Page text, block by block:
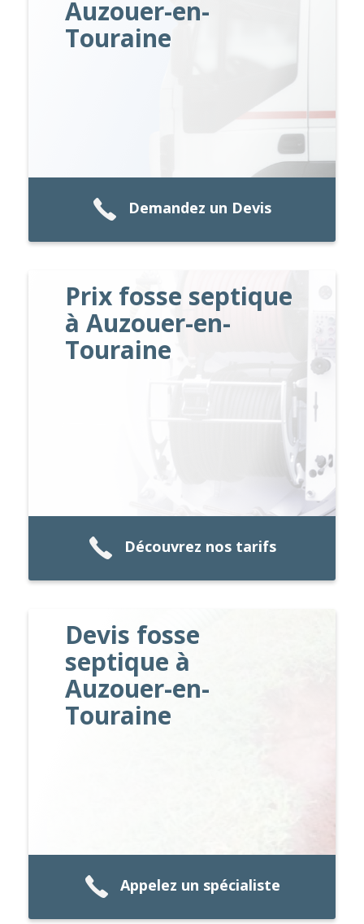
Auzouer-en-
Touraine
Demandez un Devis
Prix fosse septique
à Auzouer-en-
Touraine
Découvrez nos tarifs
Devis fosse
septique à
Auzouer-en-
Touraine
Appelez un spécialiste